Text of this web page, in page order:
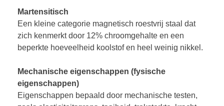
Martensitisch
Een kleine categorie magnetisch roestvrij staal dat
zich kenmerkt door 12% chroomgehalte en een
beperkte hoeveelheid koolstof en heel weinig nikkel.
Mechanische eigenschappen (fysische
eigenschappen)
Eigenschappen bepaald door mechanische testen,